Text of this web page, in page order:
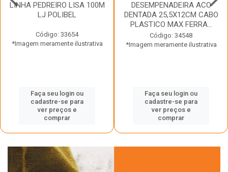
LINHA PEDREIRO LISA 100M
LJ POLIBEL
Código: 33654
*Imagem meramente ilustrativa
Faça seu login ou
cadastre-se para
ver preços e
comprar
DESEMPENADEIRA ACO
DENTADA 25,5X12CM CABO
PLASTICO MAX FERRA...
Código: 34548
*Imagem meramente ilustrativa
Faça seu login ou
cadastre-se para
ver preços e
comprar